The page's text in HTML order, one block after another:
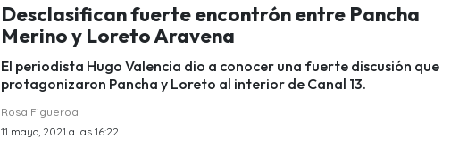
Desclasifican fuerte encontrón entre Pancha
Merino y Loreto Aravena
El periodista Hugo Valencia dio a conocer una fuerte discusión que
protagonizaron Pancha y Loreto al interior de Canal 13.
Rosa Figueroa
11 mayo, 2021 a las 16:22